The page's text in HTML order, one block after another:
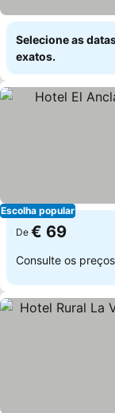
Selecione as
exatos.
Escolha popular
De € 69
Consulte os